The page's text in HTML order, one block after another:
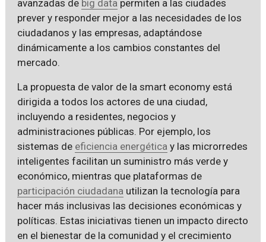
avanzadas de big data permiten a las ciudades
prever y responder mejor a las necesidades de los
ciudadanos y las empresas, adaptándose
dinámicamente a los cambios constantes del
mercado.
La propuesta de valor de la smart economy está
dirigida a todos los actores de una ciudad,
incluyendo a residentes, negocios y
administraciones públicas. Por ejemplo, los
sistemas de eficiencia energética y las microrredes
inteligentes facilitan un suministro más verde y
económico, mientras que plataformas de
participación ciudadana utilizan la tecnología para
hacer más inclusivas las decisiones económicas y
políticas. Estas iniciativas tienen un impacto directo
en el bienestar de la comunidad y el crecimiento